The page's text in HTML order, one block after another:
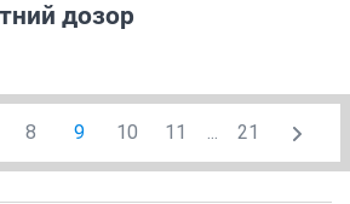
дозор
8 9 10 11 ... 21